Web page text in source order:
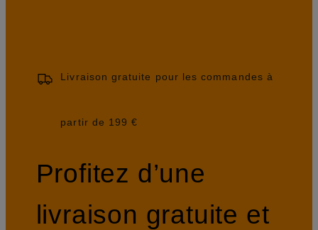
Livraison gratuite pour les commandes à
partir de 199 €
Profitez d’une
livraison gratuite et